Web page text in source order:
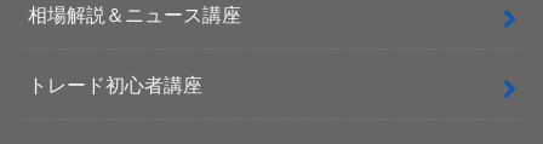
相場解説＆ニュース講座
トレード初心者講座